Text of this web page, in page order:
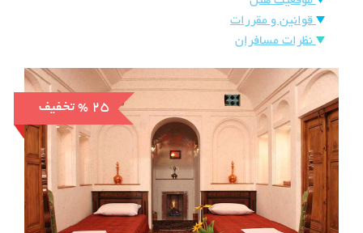
اصفهان
های
شیراز
هتل
های
تبریز
قوانین و مقررات
نظرات مسافران
تخفیف % 25